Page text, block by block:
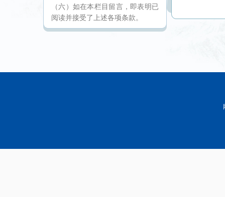
（六）如在本栏目留言，即表明已
阅读并接受了上述各项条款。